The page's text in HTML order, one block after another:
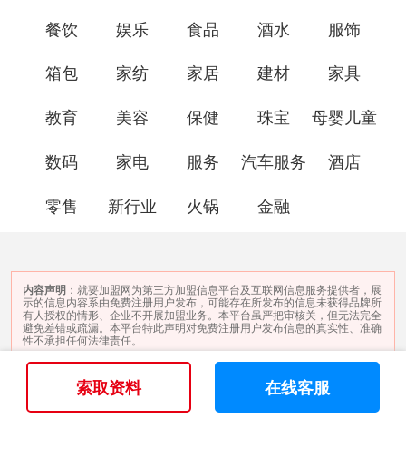
餐饮 娱乐 食品 酒水 服饰
箱包 家纺 家居 建材 家具
教育 美容 保健 珠宝 母婴儿童
数码 家电 服务 汽车服务 酒店
零售 新行业 火锅 金融
索取资料 在线客服
内容声明：就要加盟网为第三方加盟信息平台及互联网信息服务提供者，展
示的信息内容系由免费注册用户发布，可能存在所发布的信息未获得品牌所
有人授权的情形、企业不开展加盟业务。本平台虽严把审核关，但无法完全
避免差错或疏漏。本平台特此声明对免费注册用户发布信息的真实性、准确
性不承担任何法律责任。
©2005 - 2025 版权所有 就要加盟网